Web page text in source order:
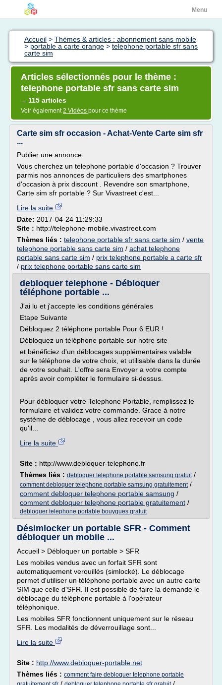
Menu
Accueil > Thèmes & articles : abonnement sans mobile
> portable a carte orange > telephone portable sfr sans
carte sim
Articles sélectionnés pour le thème :
telephone portable sfr sans carte sim
→ 115 articles
Voir également2 Vidéos pour ce thème
Carte sim sfr occasion - Achat-Vente Carte sim sfr
...
Publier une annonce
Vous cherchez un telephone portable d'occasion ? Trouver
parmis nos annonces de particuliers des smartphones
d'occasion à prix discount . Revendre son smartphone,
Carte sim sfr portable ? Sur Vivastreet c'est...
Lire la suite
Date: 2017-04-24 11:29:33
Site : http://telephone-mobile.vivastreet.com
Thèmes liés : telephone portable sfr sans carte sim / vente
telephone portable sans carte sim / achat telephone
portable sans carte sim / prix telephone portable a carte sfr
/ prix telephone portable sans carte sim
debloquer telephone - Débloquer
téléphone portable ...
J'ai lu et j'accepte les conditions générales
Etape Suivante
Débloquez 2 téléphone portable Pour 6 EUR !
Débloquez un téléphone portable sur notre site
et bénéficiez d'un déblocages supplémentaires valable
sur le téléphone de votre choix, et utilisable dans la durée
de votre souhait. L'offre sera Envoyer a votre compte
après avoir compléter le formulaire si-dessus.
Pour débloquer votre Telephone Portable, remplissez le
formulaire et validez votre commande. Grace à notre
système de déblocage , vous allez recevoir un code
qu'il...
Lire la suite
Site : http://www.debloquer-telephone.fr
Thèmes liés : debloquer telephone portable samsung gratuit/
comment debloquer telephone portable samsung gratuitement/
comment debloquer telephone portable samsung /
comment debloquer telephone portable gratuitement /
debloquer telephone portable bouygues gratuit
Désimlocker un portable SFR - Comment
débloquer un mobile ...
Accueil > Débloquer un portable > SFR
Les mobiles vendus avec un forfait SFR sont
automatiquement verouillés (simlocké). Le déblocage
permet d'utiliser un téléphone portable avec un autre carte
SIM que celle d'SFR. Il est possible de faire la demande le
déblocage du téléphone portable à l'opérateur
téléphonique.
Les mobiles SFR fonctionnent uniquement sur le réseau
SFR. Les modalités de déverrouillage sont...
Lire la suite
Site : http://www.debloquer-portable.net
Thèmes liés : comment faire debloquer telephone portable